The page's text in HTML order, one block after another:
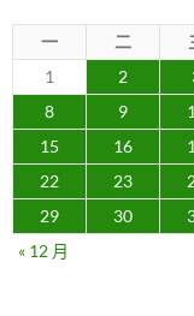
一 二
1
2
8
9
15
16
22
23
29
30
« 12 月